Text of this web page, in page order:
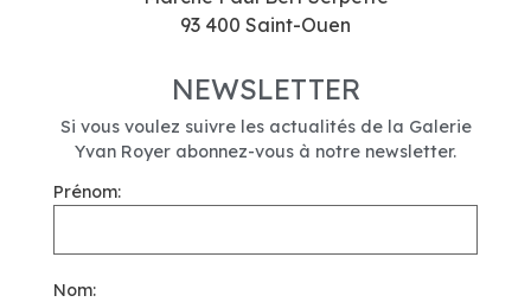
93 400 Saint-Ouen
NEWSLETTER
Si vous voulez suivre les actualités de la Galerie
Yvan Royer abonnez-vous à notre newsletter.
Prénom:
Nom: